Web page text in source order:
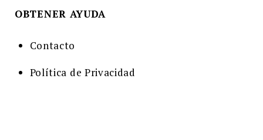
OBTENER AYUDA
Contacto
Política de Privacidad